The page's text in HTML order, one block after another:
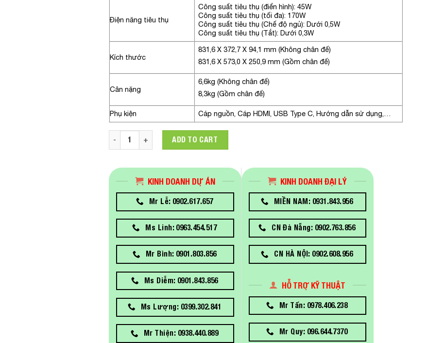
Điện năng tiêu thụ
Công suất tiêu thụ (điển hình): 45W
Công suất tiêu thụ (tối đa): 170W
Công suất tiêu thụ (Chế độ ngủ): Dưới 0,5W
Công suất tiêu thụ (Tắt): Dưới 0,3W
Kích thước
831,6 X 372,7 X 94,1 mm (Không chân đế)
831,6 X 573,0 X 250,9 mm (Gồm chân đế)
Cân nặng
6,6kg (Không chân đế)
8,3kg (Gồm chân đế)
Phụ kiện Cáp nguồn, Cáp HDMI, USB Type C, Hướng dẫn sử dụng,…
Màn hình máy tính LG 35WN75CN-B.ATV 35in UltraWide QHD HDR VA 100Hz (Cong) quantity
ADD TO CART
KINH DOANH DỰ ÁN
Mr Lễ: 0902.617.657
Ms Linh: 0963.454.517
Mr Bình: 0901.803.856
Ms Diễm: 0901.843.856
Ms Lượng: 0399.302.841
Mr Thiện: 0938.440.889
KINH DOANH ĐẠI LÝ
MIỀN NAM: 0931.843.956
CN Đà Nẵng: 0902.763.856
CN HÀ NỘI: 0902.608.956
HỖ TRỢ KỸ THUẬT
Mr Tấn: 0978.406.238
Mr Quy: 096.644.7370